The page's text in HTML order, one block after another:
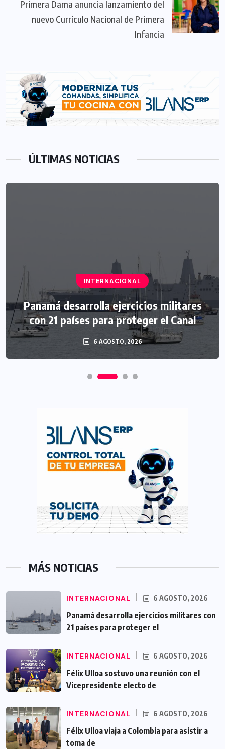
Primera Dama anuncia lanzamiento del
nuevo Currículo Nacional de Primera
Infancia
ÚLTIMAS NOTICIAS
INTERNACIONAL
Panamá desarrolla ejercicios militares
con 21 países para proteger el Canal
6 AGOSTO, 2026
MÁS NOTICIAS
INTERNACIONAL 6 AGOSTO, 2026
Panamá desarrolla ejercicios militares con
21 países para proteger el
INTERNACIONAL 6 AGOSTO, 2026
Félix Ulloa sostuvo una reunión con el
Vicepresidente electo de
INTERNACIONAL 6 AGOSTO, 2026
Félix Ulloa viaja a Colombia para asistir a
toma de